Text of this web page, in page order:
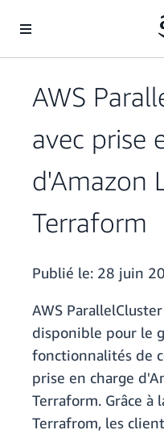
AWS
avec prise
d'Amazon
Terraform
Publié le: 28 juin
AWS
disponible pour le
fonctionnalités de
prise en charge
Terraform. Grâce à
Terrafrom, les